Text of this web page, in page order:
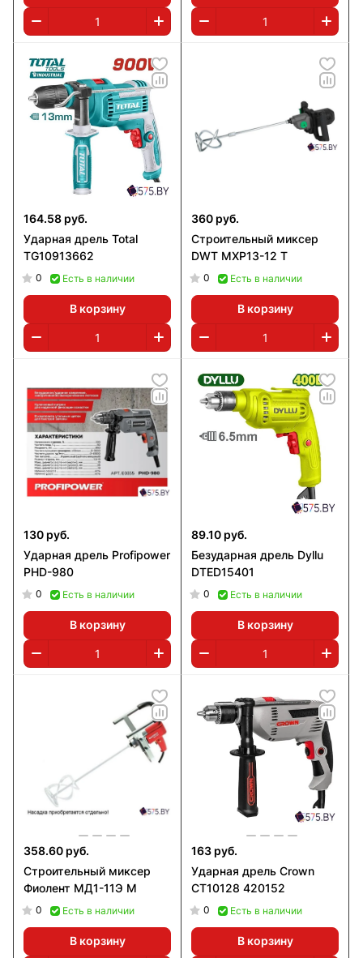
164.58 руб.
Ударная дрель Total
TG10913662
0 Есть в наличии
В корзину
360 руб.
Строительный миксер
DWT MXP13-12 Т
0 Есть в наличии
В корзину
130 руб.
Ударная дрель Profipower
PHD-980
0 Есть в наличии
В корзину
89.10 руб.
Безударная дрель Dyllu
DTED15401
0 Есть в наличии
В корзину
358.60 руб.
Строительный миксер
Фиолент МД1-11Э М
0 Есть в наличии
В корзину
163 руб.
Ударная дрель Crown
CT10128 420152
0 Есть в наличии
В корзину